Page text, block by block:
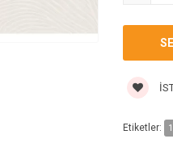
Etiketler: